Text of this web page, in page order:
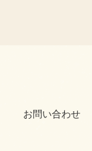
お問い合わせ